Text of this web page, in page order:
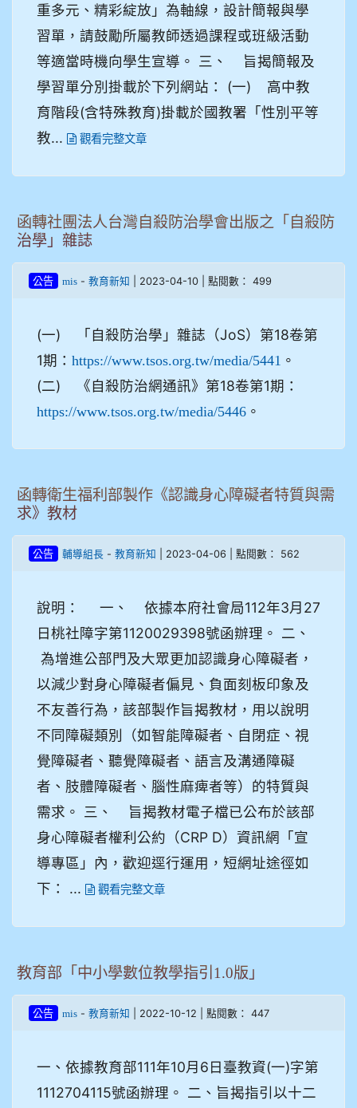
重多元、精彩綻放」為軸線，設計簡報與學
習單，請鼓勵所屬教師透過課程或班級活動
等適當時機向學生宣導。 三、 旨揭簡報及
學習單分別掛載於下列網站： (一) 高中教
育階段(含特殊教育)掛載於國教署「性別平等
教...
觀看完整文章
函轉社團法人台灣自殺防治學會出版之「自殺防
治學」雜誌
公告 mis- 教育新知 | 2023-04-10 | 點閱數： 499
(一) 「自殺防治學」雜誌（JoS）第18卷第
1期： https://www.tsos.org.tw/media/5441 。
(二) 《自殺防治網通訊》第18卷第1期：
https://www.tsos.org.tw/media/5446 。
函轉衛生福利部製作《認識身心障礙者特質與需
求》教材
公告 輔導組長 - 教育新知 | 2023-04-06 | 點閱數： 562
說明： 一、 依據本府社會局112年3月27
日桃社障字第1120029398號函辦理。 二、
為增進公部門及大眾更加認識身心障礙者，
以減少對身心障礙者偏見、負面刻板印象及
不友善行為，該部製作旨揭教材，用以說明
不同障礙類別（如智能障礙者、自閉症、視
覺障礙者、聽覺障礙者、語言及溝通障礙
者、肢體障礙者、腦性麻痺者等）的特質與
需求。 三、 旨揭教材電子檔已公布於該部
身心障礙者權利公約（CRP D）資訊網「宣
導專區」內，歡迎逕行運用，短網址途徑如
下： ...
觀看完整文章
教育部「中小學數位教學指引1.0版」
公告 mis- 教育新知 | 2022-10-12 | 點閱數： 447
一、依據教育部111年10月6日臺教資(一)字第
1112704115號函辦理。 二、旨揭指引以十二